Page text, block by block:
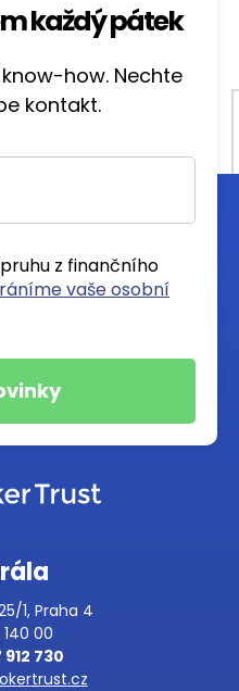
každý pátek
how. Nechte
kontakt.
z finančního
vaše osobní
1, Praha 4
00
730